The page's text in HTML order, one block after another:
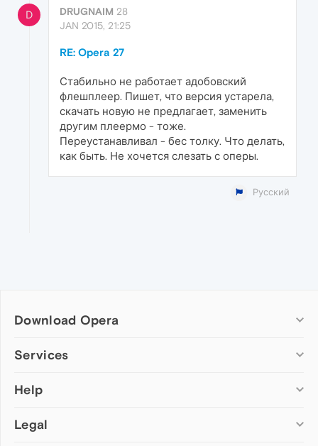
D DRUGNAIM 28
JAN 2015, 21:25
RE: Opera 27
Стабильно не работает адобовский
флешплеер. Пишет, что версия устарела,
скачать новую не предлагает, заменить
другим плеермо - тоже.
Переустанавливал - бес толку. Что делать,
как быть. Не хочется слезать с оперы.
Русский
Download Opera
Computer browsers
Opera for Mac
Opera beta version
Services
Add-ons
Wallpapers
Help
Help & support
Legal